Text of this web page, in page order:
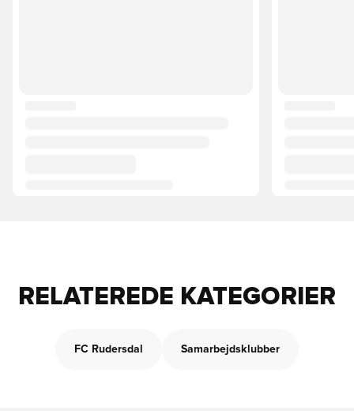
RELATEREDE KATEGORIER
FC Rudersdal Samarbejdsklubber